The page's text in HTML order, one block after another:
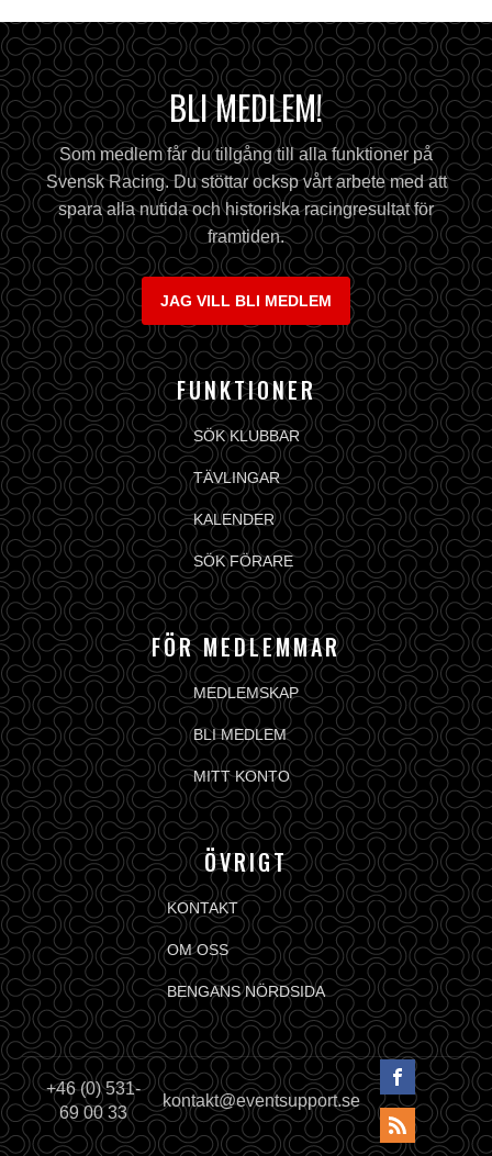
BLI MEDLEM!
Som medlem får du tillgång till alla funktioner på
Svensk Racing. Du stöttar ocksp vårt arbete med att
spara alla nutida och historiska racingresultat för
framtiden.
JAG VILL BLI MEDLEM
FUNKTIONER
SÖK KLUBBAR
TÄVLINGAR
KALENDER
SÖK FÖRARE
FÖR MEDLEMMAR
MEDLEMSKAP
BLI MEDLEM
MITT KONTO
ÖVRIGT
KONTAKT
OM OSS
BENGANS NÖRDSIDA
+46 (0) 531-
69 00 33
kontakt@eventsupport.se